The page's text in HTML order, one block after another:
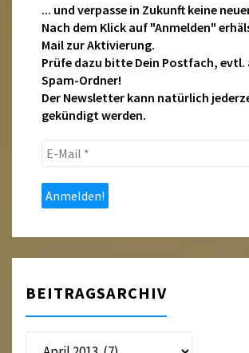
... und verpasse in Zukunft keine
Nach dem Klick auf "Anmelden"
Mail zur Aktivierung.
Prüfe dazu bitte Dein Postfach, evtl.
Spam-Ordner!
Der Newsletter kann natürlich
gekündigt werden.
E-
*
BEITRAGSARCHIV
Beitragsarchiv